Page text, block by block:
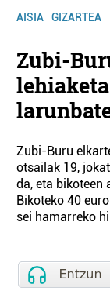
AISIA GIZARTEA
Zubi-
Zubi-Buru
otsailak 19,
da, eta bikoteen
Bikoteko 40
sei hamarreko